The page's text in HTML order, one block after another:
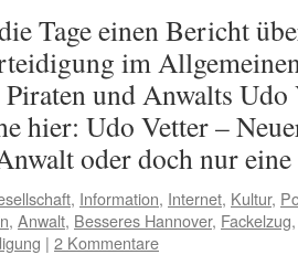
Tage einen Bericht
im
und Anwalts
hier: Udo Vetter –
oder doch nur
, Information, Internet, Kultur,
, Anwalt, Besseres Hannover, Fackelzug
| 2 Kommentare